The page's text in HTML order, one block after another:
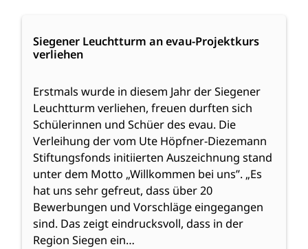
Siegener Leuchtturm an evau-Projektkurs
verliehen
Erstmals wurde in diesem Jahr der Siegener
Leuchtturm verliehen, freuen durften sich
Schülerinnen und Schüer des evau. Die
Verleihung der vom Ute Höpfner-Diezemann
Stiftungsfonds initiierten Auszeichnung stand
unter dem Motto „Willkommen bei uns”. „Es
hat uns sehr gefreut, dass über 20
Bewerbungen und Vorschläge eingegangen
sind. Das zeigt eindrucksvoll, dass in der
Region Siegen ein…
Siegener
evau-
Projektkurs
verliehen